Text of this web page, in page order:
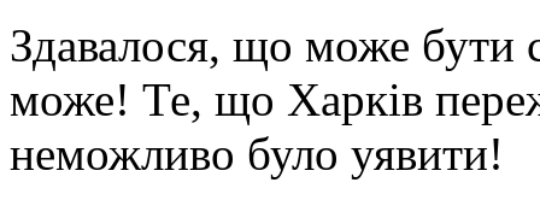
Здавалося, що може бути
може! Те, що Харків
неможливо було уявити!